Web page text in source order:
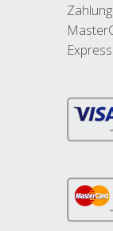
Express.